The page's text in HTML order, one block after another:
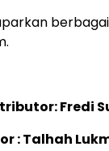
Fredi
: Talhah